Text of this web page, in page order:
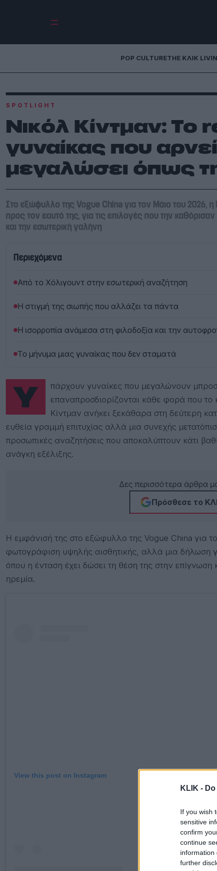
KLIK -
If you wish
sensitive
confirm
continue
information
further
POP CULTURETHE ΚΛΙΚ
SPOTLIGHT
Νικόλ Κίντμαν: Το
γυναίκας που
μεγαλώσει όπως
Στο εξώφυλλο της Vogue China για τον Μάιο του 2026, η
προς τον εαυτό της, για τις επιλογές που την
και την εσωτερική γαλήνη
Περιεχόμενα
Από το Χόλιγουντ στην εσωτερική αναζήτηση
Η στιγμή της σιωπής που αλλάζει τα πάντα
Η ισορροπία ανάμεσα στη φιλοδοξία και την
Το μήνυμα μιας γυναίκας που δεν σταματά
Υπάρχουν γυναίκες που μεγαλώνουν μπροστά στο κοινό και γυναίκες που
επαναπροσδιορίζονται κάθε φορά που το
Κίντμαν ανήκει ξεκάθαρα στη δεύτερη
ευθεία γραμμή επιτυχίας αλλά μια συνεχής
προσωπικές αναζητήσεις που αποκαλύπτουν κάτι
ανάγκη εξέλιξης.
Δες περισσότερα άρθρα
Πρόσθεσε το
Η εμφάνισή της στο εξώφυλλο της Vogue China για
φωτογράφιση υψηλής αισθητικής, αλλά μια δήλωση
όπου η ένταση έχει δώσει τη θέση της στην
ηρεμία.
View this post on Instagram